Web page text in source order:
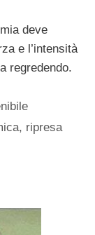
deve
e l’intensità
regredendo.
, ripresa